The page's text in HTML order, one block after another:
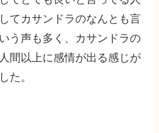
てカサンドラのなんとも言
う声も多く、カサンドラの
間以上に感情が出る感じが
た。